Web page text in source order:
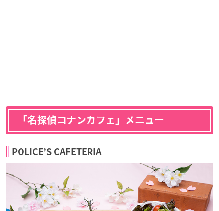
「名探偵コナンカフェ」メニュー
POLICE’S CAFETERIA